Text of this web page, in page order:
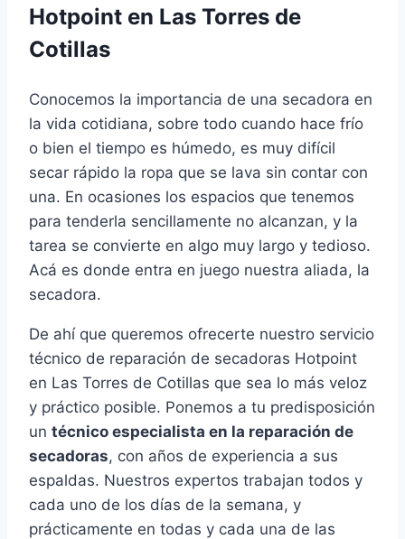
Hotpoint en Las Torres de
Cotillas
Conocemos la importancia de una secadora en
la vida cotidiana, sobre todo cuando hace frío
o bien el tiempo es húmedo, es muy difícil
secar rápido la ropa que se lava sin contar con
una. En ocasiones los espacios que tenemos
para tenderla sencillamente no alcanzan, y la
tarea se convierte en algo muy largo y tedioso.
Acá es donde entra en juego nuestra aliada, la
secadora.
De ahí que queremos ofrecerte nuestro servicio
técnico de reparación de secadoras Hotpoint
en Las Torres de Cotillas que sea lo más veloz
y práctico posible. Ponemos a tu predisposición
un técnico especialista en la reparación de
secadoras, con años de experiencia a sus
espaldas. Nuestros expertos trabajan todos y
cada uno de los días de la semana, y
prácticamente en todas y cada una de las